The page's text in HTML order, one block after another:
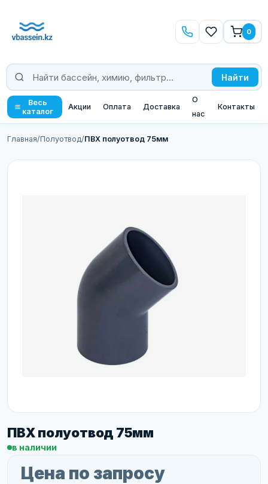
Найти
0
Весь
каталог
Акции Оплата Доставка
О
нас
Контакты
Главная/Полуотвод/ПВХ полуотвод 75мм
ПВХ полуотвод 75мм
в наличии
Цена по запросу